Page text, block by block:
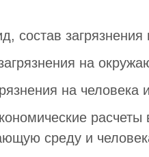
состав
на
на человека
расчеты
среду и